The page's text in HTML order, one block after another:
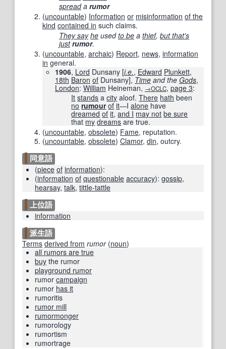
spreada rumor
(uncountable) Information or misinformation of the
kind contained in such claims.
They say he usedto be a thief, but that's
just rumor.
(uncountable, archaic) Report, news, information
in general.
1906, Lord Dunsany [i.e., Edward Plunkett,
18th Baron of Dunsany], Time and the Gods‎,
London: William Heineman, →OCLC, page 3:
It stands acity aloof.There hath been
no rumour of it—Ialone have
dreamed of it,and I may not be sure
that my dreams are true.
(uncountable, obsolete) Fame, reputation.
(uncountable, obsolete) Clamor, din, outcry.
同意語
(piece of information):
(information of questionable accuracy): gossip,
hearsay, talk, tittle-tattle
上位語
information
派生語
Terms derived from rumor(noun)
all rumors are true
buy the rumor
playground rumor
rumor campaign
rumor has it
rumoritis
rumor mill
rumormonger
rumorology
rumortism
rumortrage